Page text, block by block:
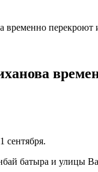
временно перекроют
сентября.
батыра и улицы